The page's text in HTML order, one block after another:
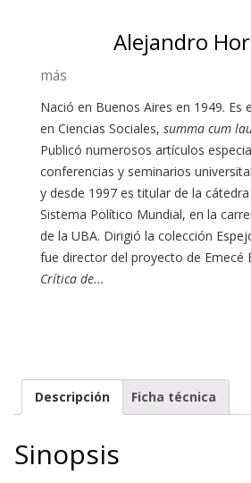
Alejandro
más
Nació en Buenos Aires en 1949. Es
en Ciencias Sociales, summa cum
Publicó numerosos artículos
conferencias y seminarios
y desde 1997 es titular de la
Sistema Político Mundial, en la
de la UBA. Dirigió la colección
fue director del proyecto de Emecé
Crítica de...
Descripción Ficha técnica
Sinopsis